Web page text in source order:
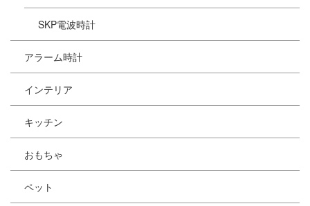
SKP電波時計
アラーム時計
インテリア
キッチン
おもちゃ
ペット